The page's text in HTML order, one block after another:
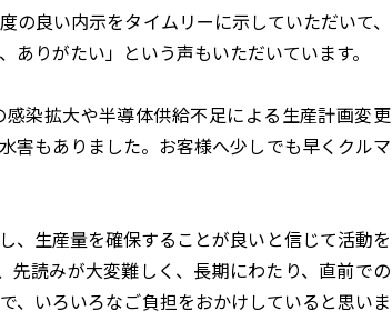
の良い内示をタイムリーに示していただいて、
ありがたい」という声もいただいています。
染拡大や半導体供給不足による生産計画変更
害もありました。お客様へ少しでも早くクルマ
、生産量を確保することが良いと信じて活動を
先読みが大変難しく、長期にわたり、直前での
、いろいろなご負担をおかけしていると思いま